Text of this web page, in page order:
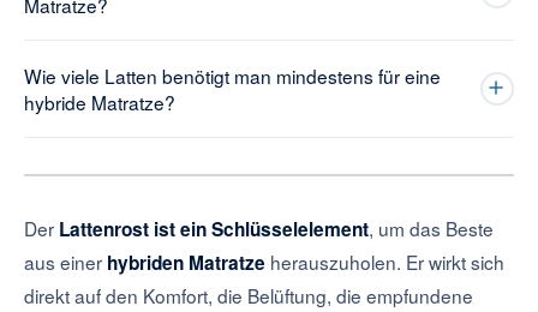
Wie viele Latten benötigt man mindestens für eine
hybride Matratze?
Der Lattenrost ist ein Schlüsselelement, um das Beste
aus einer hybriden Matratze herauszuholen. Er wirkt sich
direkt auf den Komfort, die Belüftung, die empfundene